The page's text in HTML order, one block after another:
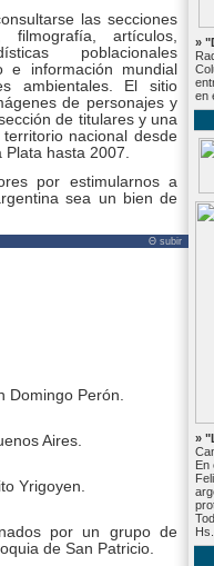
»
en
»
En
las secciones
filmografía, artículos,
poblacionales
e información mundial
ambientales. El sitio
de personajes y
de titulares y una
nacional desde
Plata hasta 2007.
por estimularnos a
sea un bien de
Θ subir
Domingo Perón.
Aires.
Yrigoyen.
por un grupo de
de San Patricio.